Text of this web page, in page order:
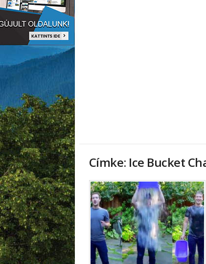
Címke: Ice Bucket